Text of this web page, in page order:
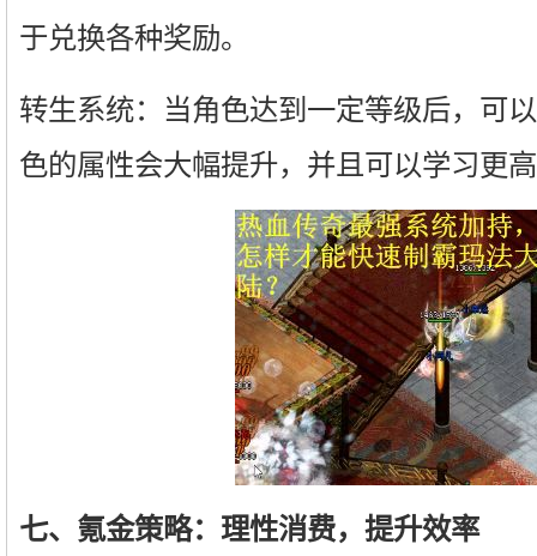
于兑换各种奖励。
转生系统：当角色达到一定等级后，可
色的属性会大幅提升，并且可以学习更
七、氪金策略：理性消费，提升效率